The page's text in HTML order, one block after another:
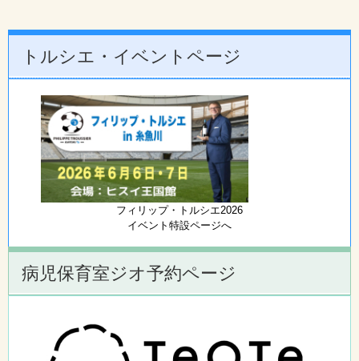
トルシエ・イベントページ
フィリップ・トルシエ2026
イベント特設ページへ
病児保育室ジオ予約ページ